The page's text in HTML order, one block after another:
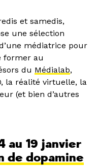
et samedis,
une sélection
médiatrice pour
former au
du Médialab,
la réalité virtuelle, la
(et bien d’autres
au 19 janvier
de dopamine